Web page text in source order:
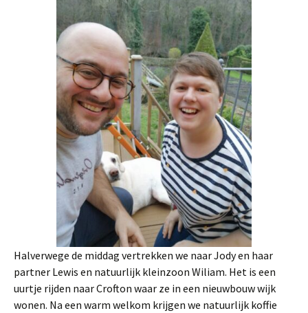
Halverwege de middag vertrekken we naar Jody en haar
partner Lewis en natuurlijk kleinzoon Wiliam. Het is een
uurtje rijden naar Crofton waar ze in een nieuwbouw wijk
wonen. Na een warm welkom krijgen we natuurlijk koffie